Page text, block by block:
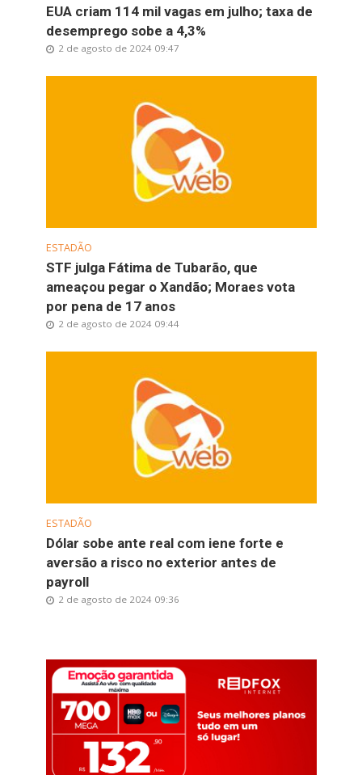
EUA criam 114 mil vagas em julho; taxa de
desemprego sobe a 4,3%
2 de agosto de 2024 09:47
ESTADÃO
STF julga Fátima de Tubarão, que
ameaçou pegar o Xandão; Moraes vota
por pena de 17 anos
2 de agosto de 2024 09:44
ESTADÃO
Dólar sobe ante real com iene forte e
aversão a risco no exterior antes de
payroll
2 de agosto de 2024 09:36